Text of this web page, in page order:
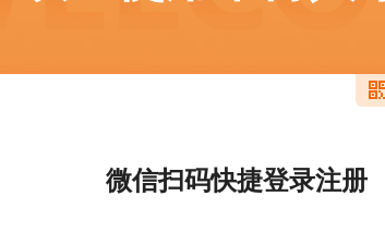
微信扫码快捷登录注册